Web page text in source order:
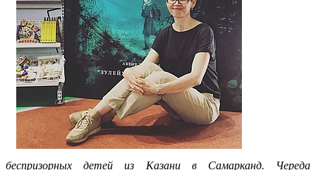
беспризорных детей из Казани в Самарканд. Череда